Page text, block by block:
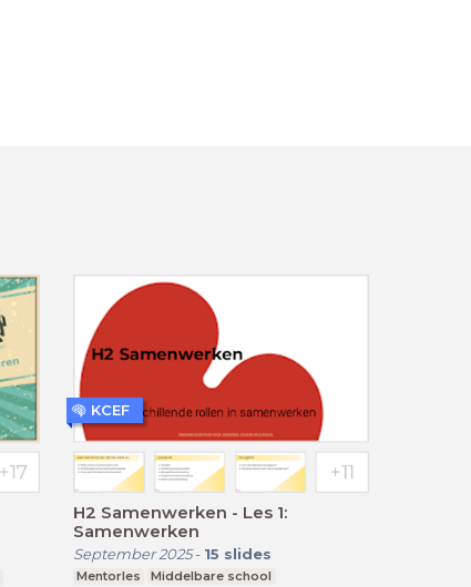
H2 Samenwerken - Les 1:
Samenwerken
September 2025- 15 slides
Mentorles
Middelbare school
KCEF